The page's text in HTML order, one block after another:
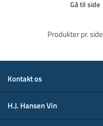
Gå til side
Produkter pr. side
Kontakt os
H.J. Hansen Vin